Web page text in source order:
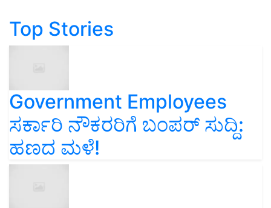
Top Stories
Government Employees
ಸರ್ಕಾರಿ ನೌಕರರಿಗೆ ಬಂಪರ್‌ ಸುದ್ದಿ:
ಹಣದ ಮಳೆ!